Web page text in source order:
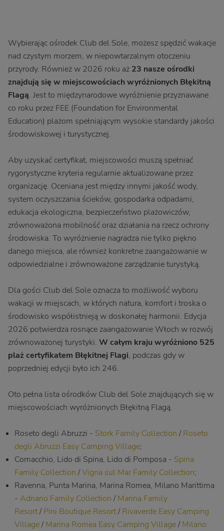
Wybierając ośrodek Club del Sole, możesz spędzić wakacje
nad czystym morzem, w niepowtarzalnym otoczeniu
przyrody. Również w 2026 roku aż 23 nasze ośrodki
znajdują się w miejscowościach wyróżnionych Błękitną
Flagą. Jest to międzynarodowe wyróżnienie przyznawane
co roku przez FEE (Foundation for Environmental
Education) plażom spełniającym wysokie standardy jakości
środowiskowej i turystycznej.
Aby uzyskać certyfikat, miejscowości muszą spełniać
rygorystyczne kryteria regularnie aktualizowane przez
organizację. Oceniana jest między innymi jakość wody,
system oczyszczania ścieków, gospodarka odpadami,
edukacja ekologiczna, bezpieczeństwo plażowiczów,
zrównoważona mobilność oraz działania na rzecz ochrony
środowiska. To wyróżnienie nagradza nie tylko piękno
danego miejsca, ale również konkretne zaangażowanie w
odpowiedzialne i zrównoważone zarządzanie turystyką.
Dla gości Club del Sole oznacza to możliwość wyboru
wakacji w miejscach, w których natura, komfort i troska o
środowisko współistnieją w doskonałej harmonii. Edycja
2026 potwierdza rosnące zaangażowanie Włoch w rozwój
zrównoważonej turystyki. W całym kraju wyróżniono 525
plaż certyfikatem Błękitnej Flagi, podczas gdy w
poprzedniej edycji było ich 246.
Oto pełna lista ośrodków Club del Sole znajdujących się w
miejscowościach wyróżnionych Błękitną Flagą.
Roseto degli Abruzzi - Stork Family Collection /Roseto
degli Abruzzi Easy Camping Village;
Comacchio, Lido di Spina, Lido di Pomposa - Spina
Family Collection /Vigna sul Mar Family Collection;
Ravenna, Punta Marina, Marina Romea, Milano Marittima
- Adriano Family Collection /Marina Family
Resort/Pini Boutique Resort/Rivaverde Easy Camping
Village/Marina Romea Easy Camping Village/Milano